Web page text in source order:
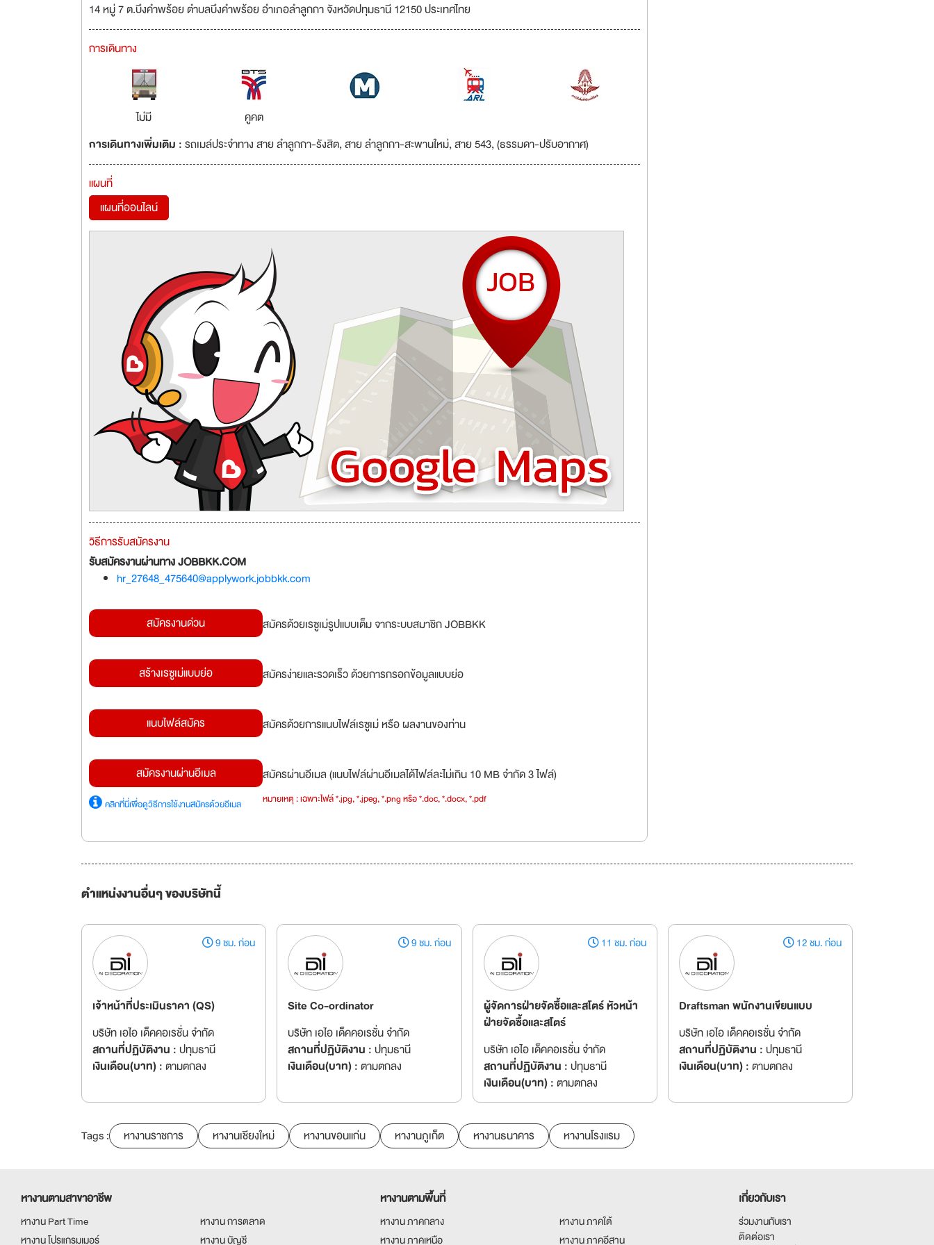
14 หมู่ 7 ต.บึงคำพร้อย ตำบลบึงคำพร้อย อำเภอลำลูกกา จังหวัดปทุมธานี 12150 ประเทศไทย
การเดินทาง
ไม่มี
คูคต
การเดินทางเพิ่มเติม :รถเมล์ประจำทาง สาย ลำลูกกา-รังสิต, สาย ลำลูกกา-สะพานใหม่, สาย 543, (ธรรมดา-ปรับอากาศ)
แผนที่
แผนที่ออนไลน์
วิธีการรับสมัครงาน
รับสมัครงานผ่านทาง JOBBKK.COM
hr_27648_475640@applywork.jobbkk.com
สมัครงานด่วน สมัครด้วยเรซูเม่รูปแบบเต็ม จากระบบสมาชิก JOBBKK
สร้างเรซูเม่แบบย่อ สมัครง่ายและรวดเร็ว ด้วยการกรอกข้อมูลแบบย่อ
แนบไฟล์สมัคร สมัครด้วยการแนบไฟล์เรซูเม่ หรือ ผลงานของท่าน
สมัครงานผ่านอีเมล
คลิกที่นี่เพื่อดูวิธีการใช้งานสมัครด้วยอีเมล
สมัครผ่านอีเมล (แนบไฟล์ผ่านอีเมลได้ไฟล์ละไม่เกิน 10 MB จำกัด 3 ไฟล์)
หมายเหตุ : เฉพาะไฟล์ *.jpg, *.jpeg, *.png หรือ *.doc, *.docx, *.pdf
ตำแหน่งงานอื่นๆ ของบริษัทนี้
9 ชม. ก่อน
เจ้าหน้าที่ประเมินราคา (QS)
บริษัท เอไอ เด็คคอเรชั่น จำกัด
สถานที่ปฏิบัติงาน :ปทุมธานี
เงินเดือน(บาท) :ตามตกลง
9 ชม. ก่อน
Site Co-ordinator
บริษัท เอไอ เด็คคอเรชั่น จำกัด
สถานที่ปฏิบัติงาน :ปทุมธานี
เงินเดือน(บาท) :ตามตกลง
11 ชม. ก่อน
ผู้จัดการฝ่ายจัดซื้อและสโตร์ หัวหน้า
ฝ่ายจัดซื้อและสโตร์
บริษัท เอไอ เด็คคอเรชั่น จำกัด
สถานที่ปฏิบัติงาน :ปทุมธานี
เงินเดือน(บาท) :ตามตกลง
12 ชม. ก่อน
Draftsman พนักงานเขียนแบบ
บริษัท เอไอ เด็คคอเรชั่น จำกัด
สถานที่ปฏิบัติงาน :ปทุมธานี
เงินเดือน(บาท) :ตามตกลง
Tags : หางานราชการ หางานเชียงใหม่ หางานขอนแก่น หางานภูเก็ต หางานธนาคาร หางานโรงแรม
หางานตามสาขาอาชีพ
หางาน Part Time
หางาน การตลาด
หางาน โปรแกรมเมอร์
หางาน บัญชี
หางานตามพื้นที่
หางาน ภาคกลาง
หางาน ภาคใต้
หางาน ภาคเหนือ
หางาน ภาคอีสาน
เกี่ยวกับเรา
ร่วมงานกับเรา
ติดต่อเรา